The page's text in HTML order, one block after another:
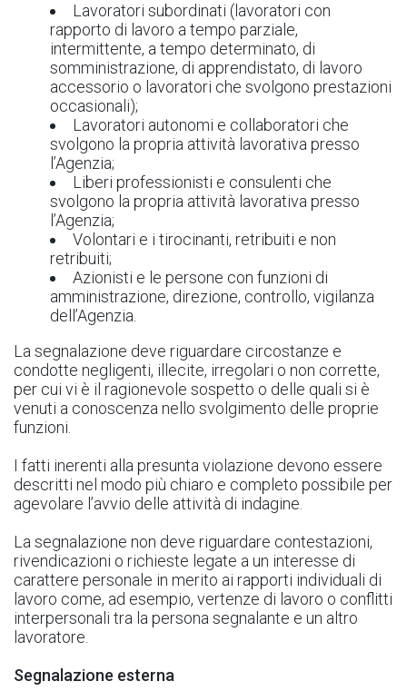
Lavoratori subordinati (lavoratori con
rapporto di lavoro a tempo parziale,
intermittente, a tempo determinato, di
somministrazione, di apprendistato, di lavoro
accessorio o lavoratori che svolgono prestazioni
occasionali);
Lavoratori autonomi e collaboratori che
svolgono la propria attività lavorativa presso
l’Agenzia;
Liberi professionisti e consulenti che
svolgono la propria attività lavorativa presso
l’Agenzia;
Volontari e i tirocinanti, retribuiti e non
retribuiti;
Azionisti e le persone con funzioni di
amministrazione, direzione, controllo, vigilanza
dell’Agenzia.
La segnalazione deve riguardare circostanze e
condotte negligenti, illecite, irregolari o non corrette,
per cui vi è il ragionevole sospetto o delle quali si è
venuti a conoscenza nello svolgimento delle proprie
funzioni.
I fatti inerenti alla presunta violazione devono essere
descritti nel modo più chiaro e completo possibile per
agevolare l’avvio delle attività di indagine.
La segnalazione non deve riguardare contestazioni,
rivendicazioni o richieste legate a un interesse di
carattere personale in merito ai rapporti individuali di
lavoro come, ad esempio, vertenze di lavoro o conflitti
interpersonali tra la persona segnalante e un altro
lavoratore.
Segnalazione esterna